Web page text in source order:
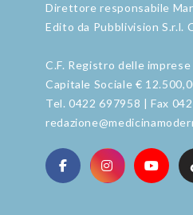
Direttore responsabile
Edito da Pubblivision S.r.l.
C.F. Registro delle
Capitale Sociale €
Tel. 0422 697958 | Fax